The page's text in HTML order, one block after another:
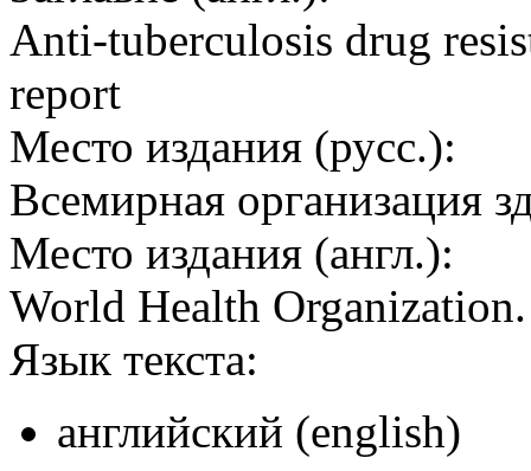
Anti-tuberculosis drug
report
Место издания (русс.):
Всемирная организация
Место издания (англ.):
World Health
Язык текста:
английский (english)